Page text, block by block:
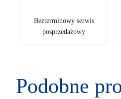
Bezterminowy serwis
posprzedażowy
Podobne